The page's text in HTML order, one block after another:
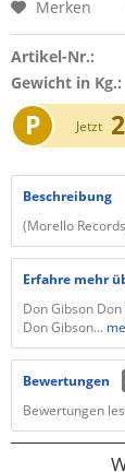
Merken
Artikel-Nr.:
Gewicht in Kg.:
P Jetzt
Beschreibung
(Morello
Erfahre mehr
Don Gibson
Don Gibson...
Bewertungen
Bewertungen